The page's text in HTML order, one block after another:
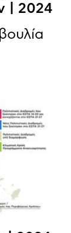
| 2024